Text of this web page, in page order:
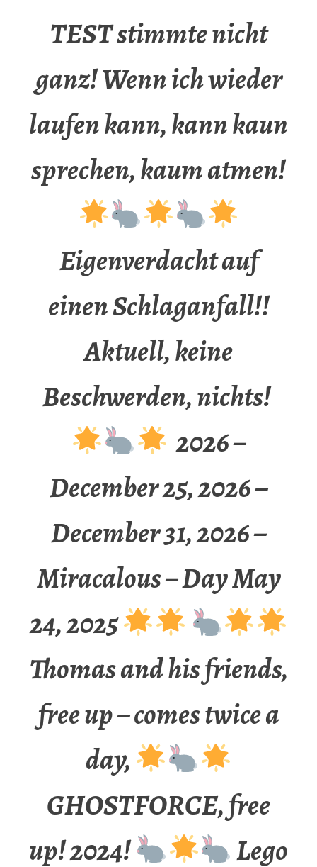
TEST stimmte nicht
ganz! Wenn ich wieder
laufen kann, kann kaun
sprechen, kaum atmen!
Eigenverdacht auf
einen Schlaganfall!!
Aktuell, keine
Beschwerden, nichts!
2026 –
December 25, 2026 –
December 31, 2026 –
Miracalous – Day May
24, 2025
Thomas and his friends,
free up – comes twice a
day,
GHOSTFORCE, free
up! 2024!
Lego